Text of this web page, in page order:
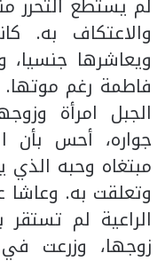
والاعتكاف به.
ويعاشرها
فاطمة رغم
الجبل امرأة
جواره، أحس بأن
مبتغاه وحبه الذي
وتعلقت به.
الراعية لم
زوجها، وزرعت